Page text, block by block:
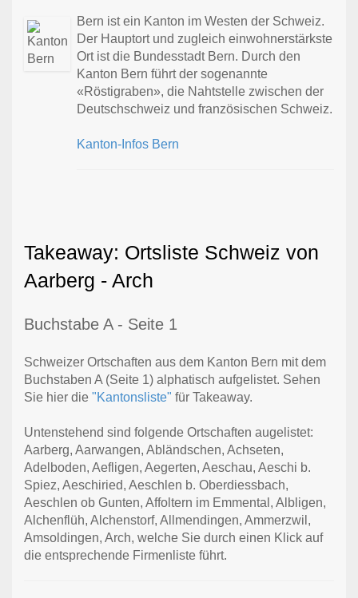
Bern ist ein Kanton im Westen der Schweiz.
Der Hauptort und zugleich einwohnerstärkste
Ort ist die Bundesstadt Bern. Durch den
Kanton Bern führt der sogenannte
«Röstigraben», die Nahtstelle zwischen der
Deutschschweiz und französischen Schweiz.
Kanton-Infos Bern
Takeaway: Ortsliste Schweiz von
Aarberg - Arch
Buchstabe A - Seite 1
Schweizer Ortschaften aus dem Kanton Bern mit dem
Buchstaben A (Seite 1) alphatisch aufgelistet. Sehen
Sie hier die "Kantonsliste" für Takeaway.
Untenstehend sind folgende Ortschaften augelistet:
Aarberg, Aarwangen, Abländschen, Achseten,
Adelboden, Aefligen, Aegerten, Aeschau, Aeschi b.
Spiez, Aeschiried, Aeschlen b. Oberdiessbach,
Aeschlen ob Gunten, Affoltern im Emmental, Albligen,
Alchenflüh, Alchenstorf, Allmendingen, Ammerzwil,
Amsoldingen, Arch, welche Sie durch einen Klick auf
die entsprechende Firmenliste führt.